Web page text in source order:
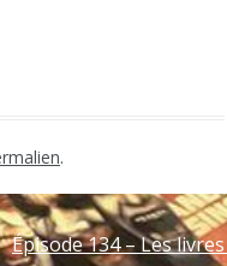
.
Épisode 134 – Les livres